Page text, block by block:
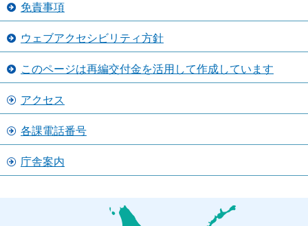
免責事項
ウェブアクセシビリティ方針
このページは再編交付金を活用して作成しています
アクセス
各課電話番号
庁舎案内